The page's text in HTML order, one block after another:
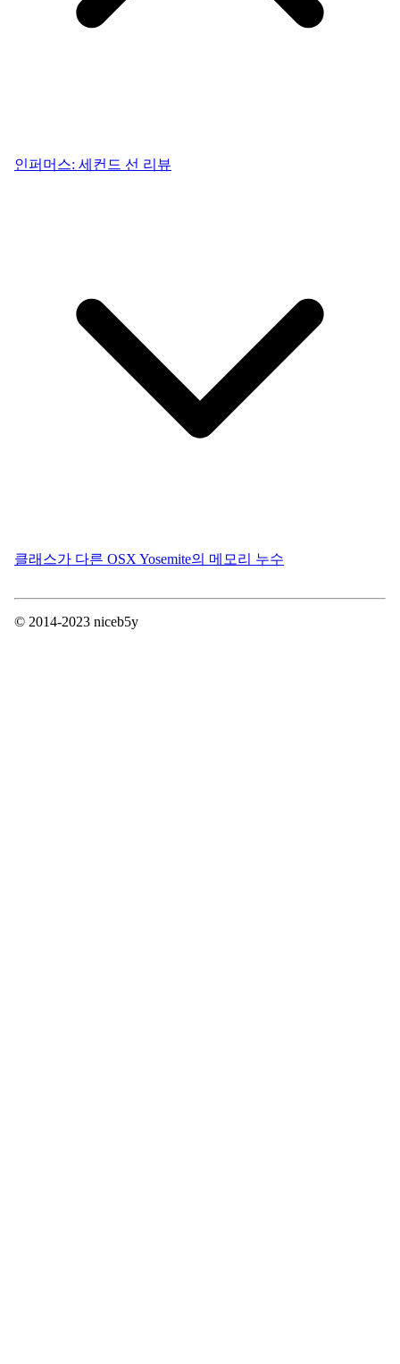
인퍼머스: 세컨드 선 리뷰
클래스가 다른 OSX Yosemite의 메모리 누수
© 2014-2023 niceb5y